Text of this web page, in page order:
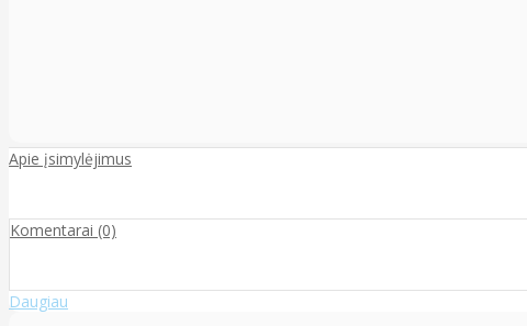
Apie įsimylėjimus
Komentarai (0)
Daugiau